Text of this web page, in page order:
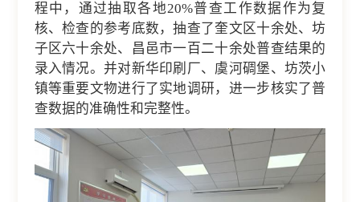
程中，通过抽取各地20%普查工作数据作为复
核、检查的参考底数，抽查了奎文区十余处、坊
子区六十余处、昌邑市一百二十余处普查结果的
录入情况。并对新华印刷厂、虞河碉堡、坊茨小
镇等重要文物进行了实地调研，进一步核实了普
查数据的准确性和完整性。